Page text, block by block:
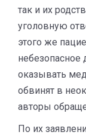
так и их
уголовную
этого же
небезопасное
оказывать
обвинят в
авторы
По их